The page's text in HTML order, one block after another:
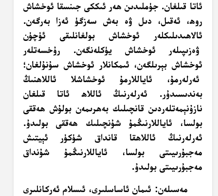
ئاتا قىلغان. جۈملىدىن ھەر ئىككى جىنسقا ئوخشاش
روھ، ئەقىل، دىل ۋە بەش سەزگۈ ئەزا بەرگەن.
ئالاھىدىلىكلەر ئوخشاش بولغانلىقى ئۈچۈن
ۋەزىپىلەر ئوخشاش يۈكلەنگەن. رۇخسەتلەر
ئوخشاش بېرىلگەن، ئىمكانلار ئوخشاش سۇنۇلغان؛
ئەرلەرمۇ، ئاياللارمۇ ئوخشاشلا ئاللاھنىڭ
بەندىسىدۇر. ئەرلەرنىڭ ئاللاھ ئاتا قىلغان
نازۇنېمەتلەردىن قانچىلىك بەھرىمەن بولۇش ھەققى
بولسا، ئاياللارنىڭمۇ شۇنچىلىك ھەققى بولىدۇ.
ئەرلەرنىڭ ئاللاھقا قانداق شۈكۈر ئېيتىش
مەجبۇرىيىتى بولسا، ئاياللارنىڭمۇ شۇنداق
مەجبۇرىيىتى بولىدۇ.
مەسىلەن: ئىمان ئاساسلىرى، ئىسلام ئەركانلىرى